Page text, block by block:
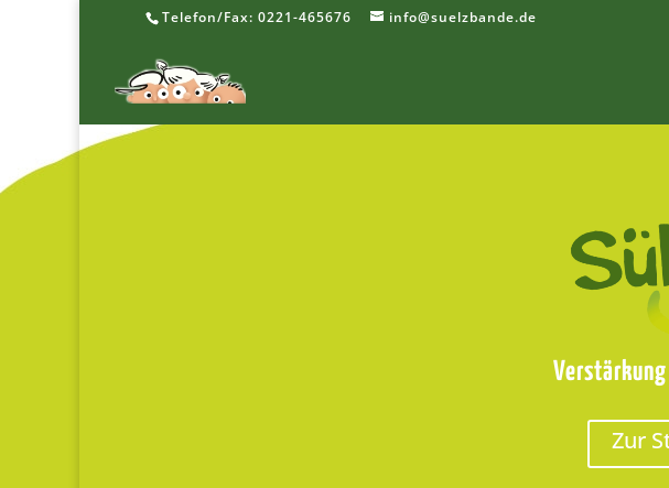
Telefon/Fax: 0221-465676 info@suelzbande.de
Zur